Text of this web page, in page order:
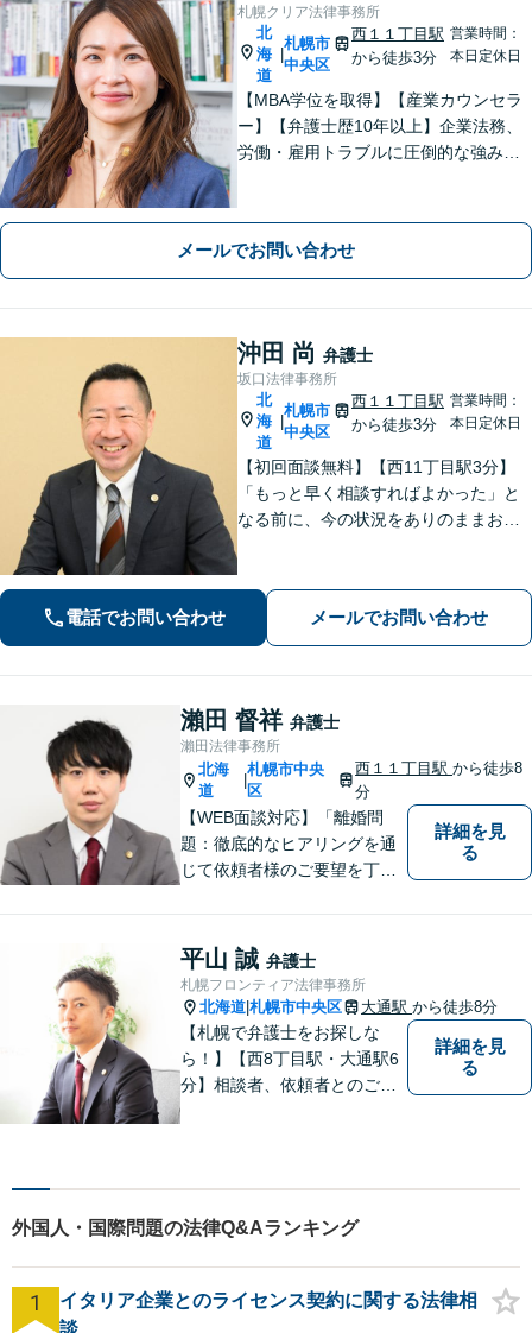
札幌クリア法律事務所
北
海
道
札幌市
中央区
西１１丁目駅
から徒歩3分
営業時間：
本日定休日
【MBA学位を取得】【産業カウンセラ
ー】【弁護士歴10年以上】企業法務、
労働・雇用トラブルに圧倒的な強みあ
知見！講演セミナー多数、分かりやす
い説明【初回相談無料】
メールでお問い合わせ
沖田 尚 弁護士
坂口法律事務所
北
海
道
札幌市
中央区
西１１丁目駅
から徒歩3分
営業時間：
本日定休日
【初回面談無料】【西11丁目駅3分】
「もっと早く相談すればよかった」と
なる前に、今の状況をありのままお聞
くことができます。【電話・メール・
WEB相談可】
電話でお問い合わせ メールでお問い合わせ
瀨田 督祥 弁護士
瀨田法律事務所
北海
道
|
札幌市中央
区
西１１丁目駅から徒歩8
分
【WEB面談対応】「離婚問
題：徹底的なヒアリングを通
じて依頼者様のご要望を丁寧
様が納得できる解決を目指し
ます！遺産分割の相談を中心
に幅広い相談に対応」【休
日・夜間相談可】【子連れ相
談可】【完全個室相談】
詳細を見
る
平山 誠 弁護士
札幌フロンティア法律事務所
北海道 札幌市中央区 大通駅 から徒歩8分
【札幌で弁護士をお探しな
ら！】【西8丁目駅・大通駅6
分】相談者、依頼者とのご縁
詳細を見
る
外国人・国際問題の法律Q&Aランキング
1
イタリア企業とのライセンス契約に関する法律相
談